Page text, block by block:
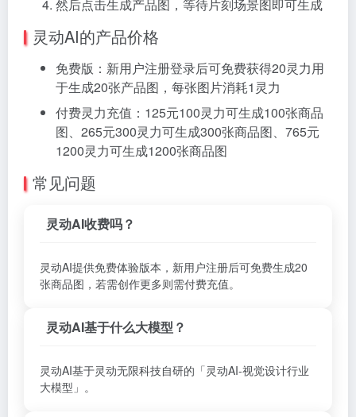
然后点击生成产品图，等待片刻场景图即可生成
灵动AI的产品价格
免费版：新用户注册登录后可免费获得20灵力用
于生成20张产品图，每张图片消耗1灵力
付费灵力充值：125元100灵力可生成100张商品
图、265元300灵力可生成300张商品图、765元
1200灵力可生成1200张商品图
常见问题
灵动AI收费吗？
灵动AI提供免费体验版本，新用户注册后可免费生成20
张商品图，若需创作更多则需付费充值。
灵动AI基于什么大模型？
灵动AI基于灵动无限科技自研的「灵动AI-视觉设计行业
大模型」。